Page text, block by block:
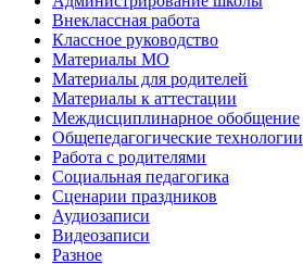
Внеклассная работа
Классное руководство
Материалы МО
Материалы для родителей
Материалы к аттестации
Междисциплинарное обобщение
Общепедагогические технологии
Работа с родителями
Социальная педагогика
Сценарии праздников
Аудиозаписи
Видеозаписи
Разное